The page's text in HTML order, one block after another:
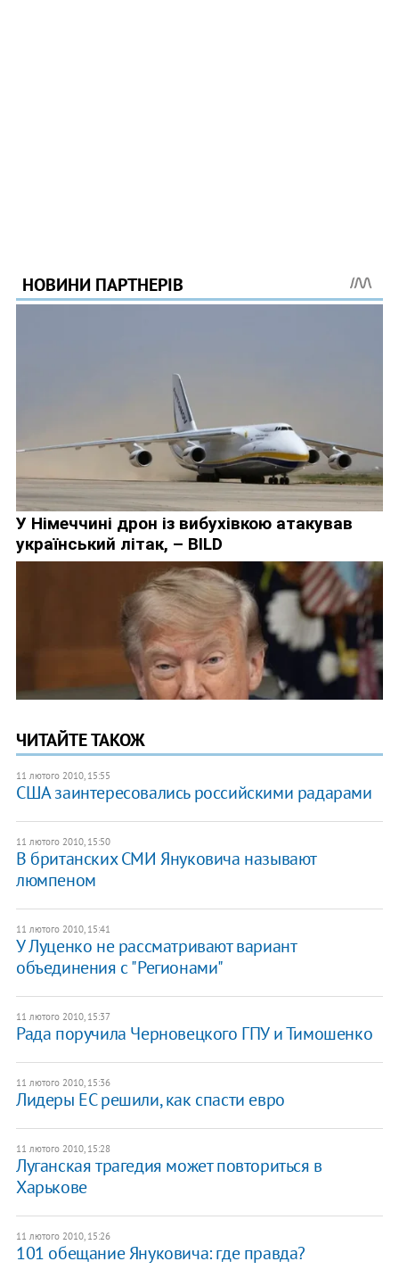
ЧИТАЙТЕ ТАКОЖ
11 лютого 2010, 15:55
США заинтересовались российскими радарами
11 лютого 2010, 15:50
В британских СМИ Януковича называют
люмпеном
11 лютого 2010, 15:41
У Луценко не рассматривают вариант
объединения с "Регионами"
11 лютого 2010, 15:37
Рада поручила Черновецкого ГПУ и Тимошенко
11 лютого 2010, 15:36
Лидеры ЕС решили, как спасти евро
11 лютого 2010, 15:28
Луганская трагедия может повториться в
Харькове
11 лютого 2010, 15:26
101 обещание Януковича: где правда?